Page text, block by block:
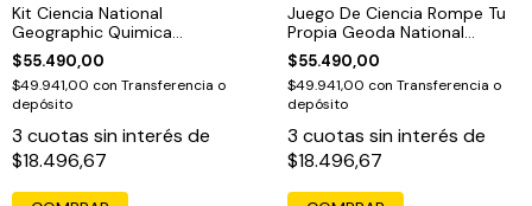
Kit Ciencia National
Geographic Quimica
Experimentos
$55.490,00
$49.941,00 con Transferencia o
depósito
3 cuotas sin interés de
$18.496,67
Juego De Ciencia Rompe Tu
Propia Geoda National
Geographic
$55.490,00
$49.941,00 con Transferencia o
depósito
3 cuotas sin interés de
$18.496,67